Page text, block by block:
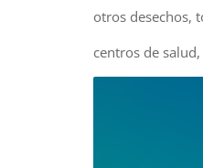
otros desechos,
centros de